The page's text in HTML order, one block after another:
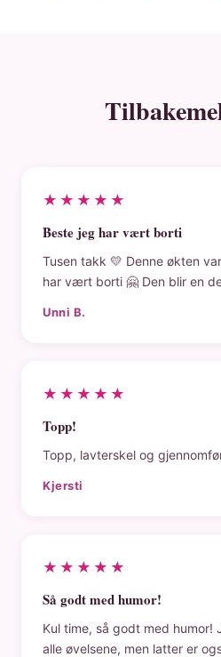
★★★★★
Beste jeg har vært borti
Tusen takk 💛 Denne økten
har vært borti 🤗 Den blir en
Unni B.
★★★★★
Topp!
Topp, lavterskel og
Kjersti
★★★★★
Så godt med humor!
Kul time, så godt med humor!
alle øvelsene, men latter er